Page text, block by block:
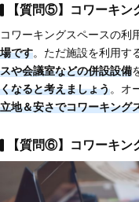
【質問⑤】コワーキン
コワーキングスペースの利
場です。ただ施設を利用す
スや会議室などの併設設備
くなると考えましょう。オ
立地＆安さでコワーキング
【質問⑥】コワーキン